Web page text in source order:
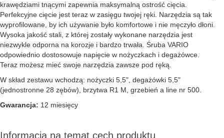
krawędziami tnącymi zapewnia maksymalną ostrość cięcia.
Perfekcyjne cięcie jest teraz w zasięgu twojej ręki. Narzędzia są tak
wyprofilowane, by ich używanie było komfortowe i nie męczyło dłoni.
Wysoka jakość stali, z której zostały wykonane narzędzia jest
niezwykle odporna na korozje i bardzo trwała. Śruba VARIO
odpowiednio dostosowuje napięcie w nożyczkach i degażówce.
Teraz możesz mieć swoje narzędzia zawsze pod ręką.
W skład zestawu wchodzą: nożyczki 5,5", degażówki 5,5"
(jednostronne 28 zębów), brzytwa R1 M, grzebień a line nr 500.
Gwarancja: 12 miesięcy
Informacja na temat cech produktu